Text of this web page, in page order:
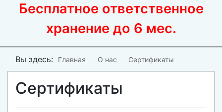
Бесплатное ответственное
хранение до 6 мес.
Вы здесь: Главная О нас Сертификаты
Сертификаты